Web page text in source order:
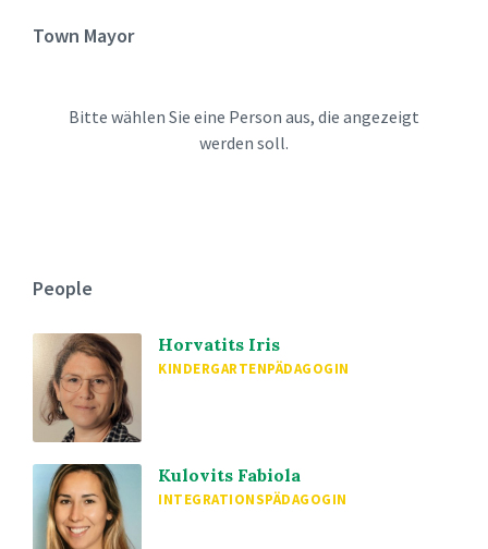
Town Mayor
Bitte wählen Sie eine Person aus, die angezeigt
werden soll.
People
Horvatits Iris
KINDERGARTENPÄDAGOGIN
Kulovits Fabiola
INTEGRATIONSPÄDAGOGIN